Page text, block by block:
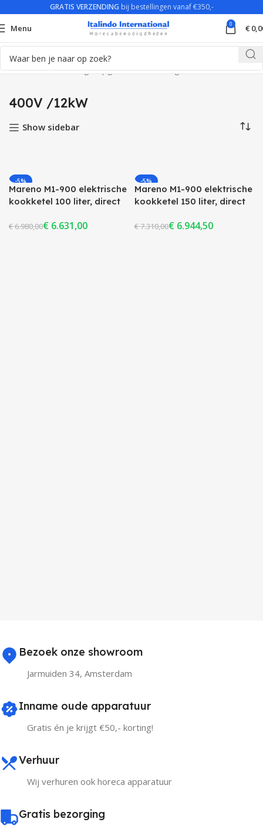
GRATIS VERZENDING bij bestellingen vanaf €350,-
Menu 0 €
Home Product Voltage opgenomen vermogen 400V /12kW
400V /12kW
Show sidebar
-5%
UITVERKOCHT
Mareno M1-900 elektrische
kookketel 100 liter, direct
€6.980,00€ 6.631,00
-5%
UITVERKOCHT
Mareno M1-900 elektrische
kookketel 150 liter, direct
€7.310,00€ 6.944,50
Bezoek onze showroom
Jarmuiden 34, Amsterdam
Inname oude apparatuur
Gratis én je krijgt €50,- korting!
Verhuur
Wij verhuren ook horeca apparatuur
Gratis bezorging